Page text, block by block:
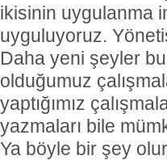
ikisinin uygulanma
uyguluyoruz.
Daha yeni şeyler
olduğumuz
yaptığımız
yazmaları bile
Ya böyle bir şey